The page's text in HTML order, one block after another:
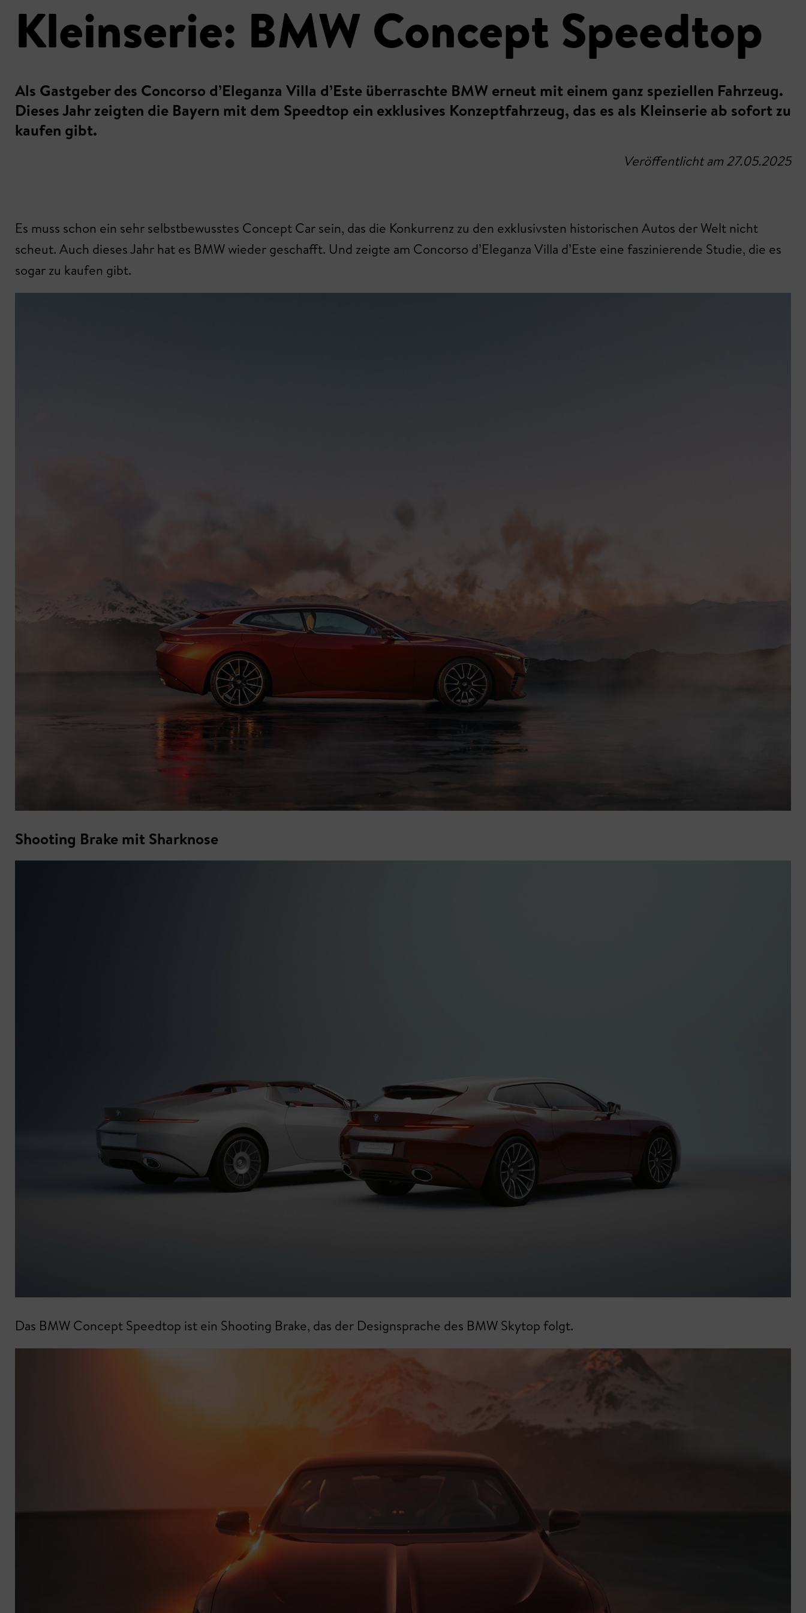
Kleinserie: BMW Concept Speedtop
Als Gastgeber des Concorso d’Eleganza Villa d’Este überraschte BMW erneut mit einem ganz speziellen Fahrzeug.
Dieses Jahr zeigten die Bayern mit dem Speedtop ein exklusives Konzeptfahrzeug, das es als Kleinserie ab sofort zu
kaufen gibt.
Veröffentlicht am 27.05.2025
Es muss schon ein sehr selbstbewusstes Concept Car sein, das die Konkurrenz zu den exklusivsten historischen Autos der Welt nicht
scheut. Auch dieses Jahr hat es BMW wieder geschafft. Und zeigte am Concorso d’Eleganza Villa d’Este eine faszinierende Studie, die es
sogar zu kaufen gibt.
Shooting Brake mit Sharknose
Das BMW Concept Speedtop ist ein Shooting Brake, das der Designsprache des BMW Skytop folgt.